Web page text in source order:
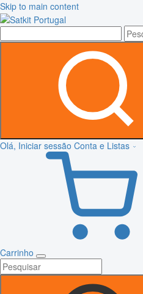
Skip to main content
Olá, Iniciar sessão Conta e Listas
Carrinho